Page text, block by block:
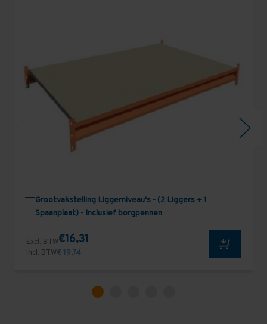
Grootvakstelling Liggerniveau's - (2 Liggers + 1
Spaanplaat) - Inclusief borgpennen
Excl. BTW€16,31
Incl. BTW€ 19,74